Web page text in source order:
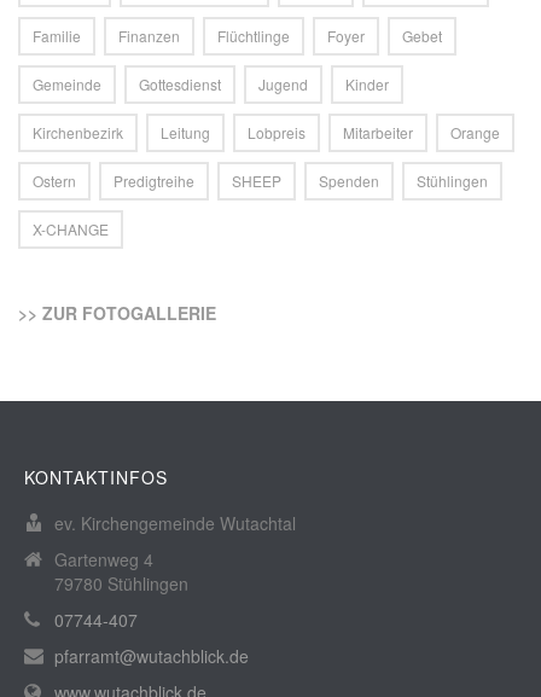
Familie Finanzen Flüchtlinge Foyer Gebet
Gemeinde Gottesdienst Jugend Kinder
Kirchenbezirk Leitung Lobpreis Mitarbeiter Orange
Ostern Predigtreihe SHEEP Spenden Stühlingen
X-CHANGE
>> ZUR FOTOGALLERIE
KONTAKTINFOS
ev. Kirchengemeinde Wutachtal
Gartenweg 4
79780 Stühlingen
07744-407
pfarramt@wutachblick.de